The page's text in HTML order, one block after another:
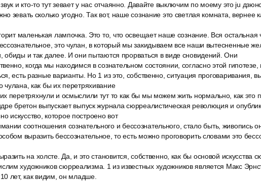
и кто-то тут зевает у нас отчаянно. Давайте выключим по моему это ju
зевать сколько угодно. Так вот, наше сознание это светлая комната, вернее
маленькая лампочка. Это то, что освещает наше сознание. Вся остальная
это чулан, в который мы закидываем все наши вытесненные
обиды и так далее. И они пытаются прорваться в виде сновидений. Они
когда мы находимся в сознательном состоянии, согласно этой гипотезе,
есть разные варианты. Но 1 из это, собственно, ситуация проговаривания,
чулана, как бы их перетряхивание
перетряхнули и осмыслили тут то как бы мы можем жить нормально, как это
бретон выпускает выпуск журнала сюрреалистическая революция и
искусство, которое построено вот
соотношения сознательного и бессознательного, стало быть, живопись
выразить бессознательное, то есть можно проговорить словами это
на холсте. Да, и это становится, собственно, как бы основой искусства
художников сюрреализма. 1 из известных художников является Макс
лет, как видим, он младше.